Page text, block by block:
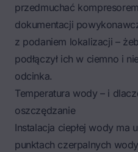
przedmuchać
dokumentacji
z podaniem lokalizacji –
podłączył ich w ciemno i
odcinka.
Temperatura wody – i
oszczędzanie
Instalacja ciepłej wody ma
punktach czerpalnych